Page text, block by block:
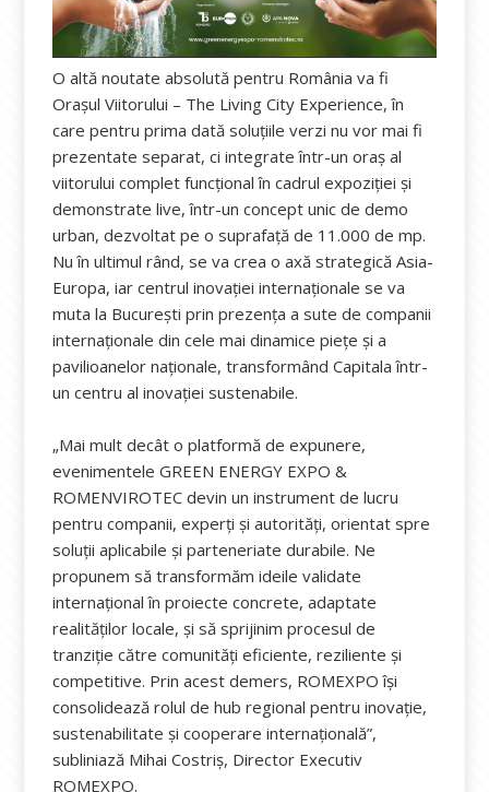
O altă noutate absolută pentru România va fi
Orașul Viitorului – The Living City Experience, în
care pentru prima dată soluțiile verzi nu vor mai fi
prezentate separat, ci integrate într-un oraș al
viitorului complet funcțional în cadrul expoziției și
demonstrate live, într-un concept unic de demo
urban, dezvoltat pe o suprafață de 11.000 de mp.
Nu în ultimul rând, se va crea o axă strategică Asia-
Europa, iar centrul inovației internaționale se va
muta la București prin prezența a sute de companii
internaționale din cele mai dinamice piețe și a
pavilioanelor naționale, transformând Capitala într-
un centru al inovației sustenabile.
„Mai mult decât o platformă de expunere,
evenimentele GREEN ENERGY EXPO &
ROMENVIROTEC devin un instrument de lucru
pentru companii, experți și autorități, orientat spre
soluții aplicabile și parteneriate durabile. Ne
propunem să transformăm ideile validate
internațional în proiecte concrete, adaptate
realităților locale, și să sprijinim procesul de
tranziție către comunități eficiente, reziliente și
competitive. Prin acest demers, ROMEXPO își
consolidează rolul de hub regional pentru inovație,
sustenabilitate și cooperare internațională”,
subliniază Mihai Costriș, Director Executiv
ROMEXPO.